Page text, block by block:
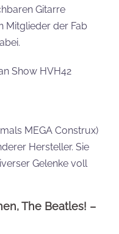
Gitarre
Mitglieder der Fab
MEGA Construx)
Hersteller. Sie
Gelenke voll
The Beatles! –